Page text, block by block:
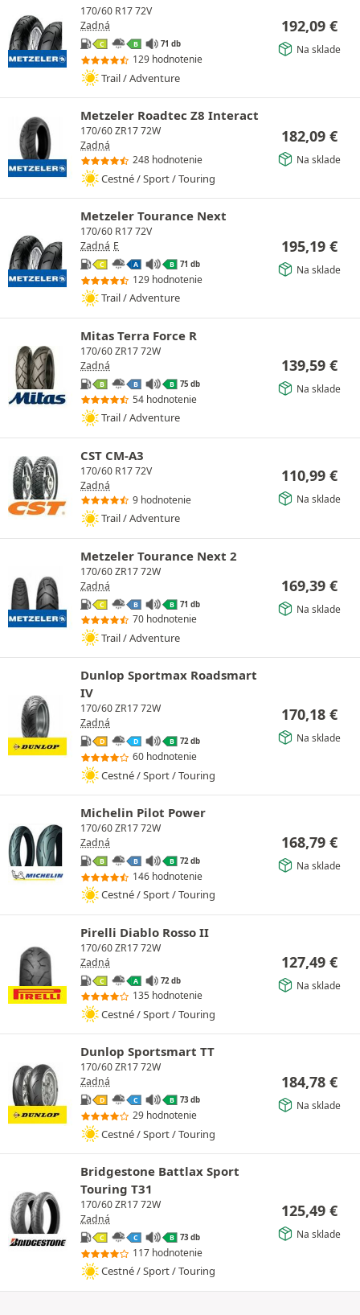
170/60 R17 72V
Zadná
C B 71 db
129 hodnotenie
Trail / Adventure
192,09 €
Na sklade
Metzeler Roadtec Z8 Interact
170/60 ZR17 72W
Zadná
248 hodnotenie
Cestné / Sport / Touring
182,09 €
Na sklade
Metzeler Tourance Next
170/60 R17 72V
Zadná E
C A B 71 db
129 hodnotenie
Trail / Adventure
195,19 €
Na sklade
Mitas Terra Force R
170/60 ZR17 72W
Zadná
B B B 75 db
54 hodnotenie
Trail / Adventure
139,59 €
Na sklade
CST CM-A3
170/60 R17 72V
Zadná
9 hodnotenie
Trail / Adventure
110,99 €
Na sklade
Metzeler Tourance Next 2
170/60 ZR17 72W
Zadná
C B B 71 db
70 hodnotenie
Trail / Adventure
169,39 €
Na sklade
Dunlop Sportmax Roadsmart
IV
170/60 ZR17 72W
Zadná
D D B 72 db
60 hodnotenie
Cestné / Sport / Touring
170,18 €
Na sklade
Michelin Pilot Power
170/60 ZR17 72W
Zadná
B B B 72 db
146 hodnotenie
Cestné / Sport / Touring
168,79 €
Na sklade
Pirelli Diablo Rosso II
170/60 ZR17 72W
Zadná
C A 72 db
135 hodnotenie
Cestné / Sport / Touring
127,49 €
Na sklade
Dunlop Sportsmart TT
170/60 ZR17 72W
Zadná
D C B 73 db
29 hodnotenie
Cestné / Sport / Touring
184,78 €
Na sklade
Bridgestone Battlax Sport
Touring T31
170/60 ZR17 72W
Zadná
C C B 73 db
117 hodnotenie
Cestné / Sport / Touring
125,49 €
Na sklade